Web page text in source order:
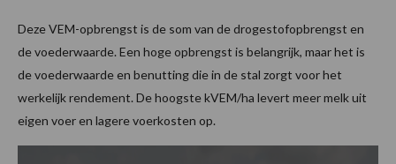
Deze VEM-opbrengst is de som van de drogestofopbrengst en
de voederwaarde. Een hoge opbrengst is belangrijk, maar het is
de voederwaarde en benutting die in de stal zorgt voor het
werkelijk rendement. De hoogste kVEM/ha levert meer melk uit
eigen voer en lagere voerkosten op.